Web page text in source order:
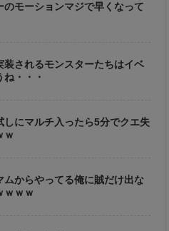
のモーションマジで早くなって
装されるモンスターたちはイベ
・・・
しにマルチ入ったら5分でクエ失
ｗ
ムからやってる俺に賊だけ出な
ｗｗｗ